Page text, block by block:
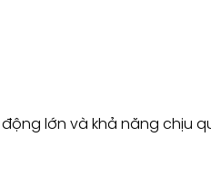
lớn và khả năng chịu